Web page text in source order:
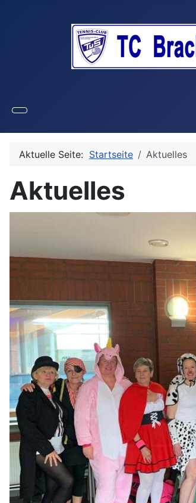
Aktuelle Seite: Startseite Aktuelles
Aktuelles